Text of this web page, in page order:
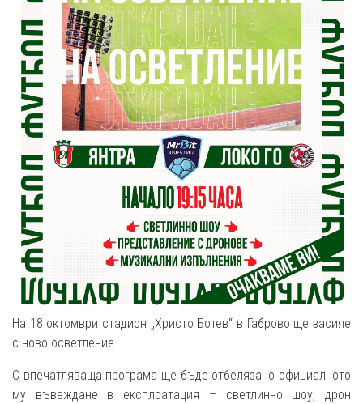
На 18 октомври стадион „Христо Ботев“ в Габрово ще засияе
с ново осветление.
С впечатляваща програма ще бъде отбелязано официалното
му въвеждане в експлоатация – светлинно шоу, дрон